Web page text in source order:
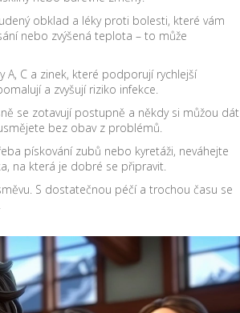
obklad a léky proti bolesti, které vám
nebo zvýšená teplota – to může
C a zinek, které podporují rychlejší
a zvyšují riziko infekce.
se zotavují postupně a někdy si můžou dát
bez obav z problémů.
pískování zubů nebo kyretáži, neváhejte
na která je dobré se připravit.
S dostatečnou péčí a trochou času se